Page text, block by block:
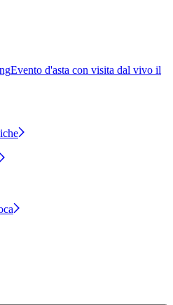
Evento d'asta con visita dal vivo il